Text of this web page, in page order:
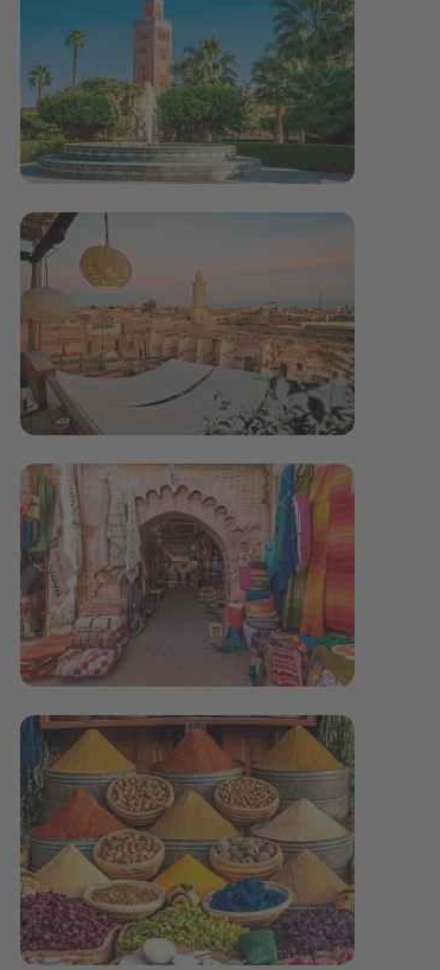
Bildergalerie öffnen
Bildergalerie öffnen
Bildergalerie öffnen
Bildergalerie öffnen